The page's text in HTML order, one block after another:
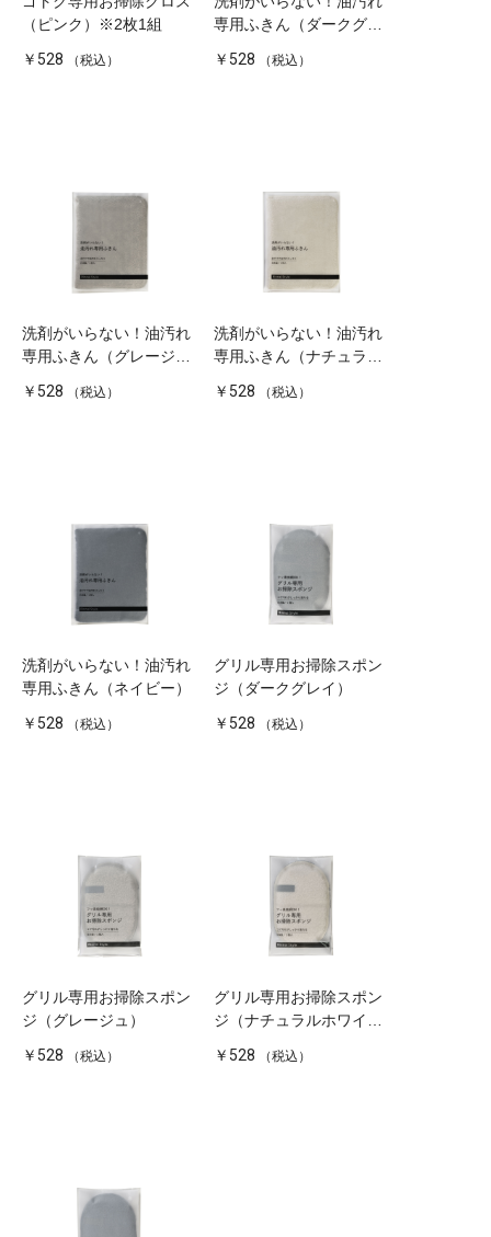
（ピンク）※2枚1組
￥528 （税込）
専用ふきん（ダークグレ
￥528 （税込）
洗剤がいらない！油汚れ
専用ふきん（グレージ
￥528 （税込）
洗剤がいらない！油汚れ
専用ふきん（ナチュラル
￥528 （税込）
洗剤がいらない！油汚れ
専用ふきん（ネイビー）
￥528 （税込）
グリル専用お掃除スポン
ジ（ダークグレイ）
￥528 （税込）
グリル専用お掃除スポン
ジ（グレージュ）
￥528 （税込）
グリル専用お掃除スポン
ジ（ナチュラルホワイ
￥528 （税込）